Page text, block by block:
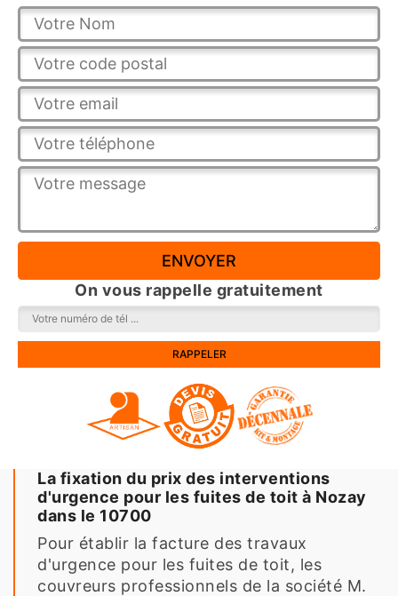
On vous rappelle gratuitement
La fixation du prix des interventions
d'urgence pour les fuites de toit à Nozay
dans le 10700
Pour établir la facture des travaux
d'urgence pour les fuites de toit, les
couvreurs professionnels de la société M.